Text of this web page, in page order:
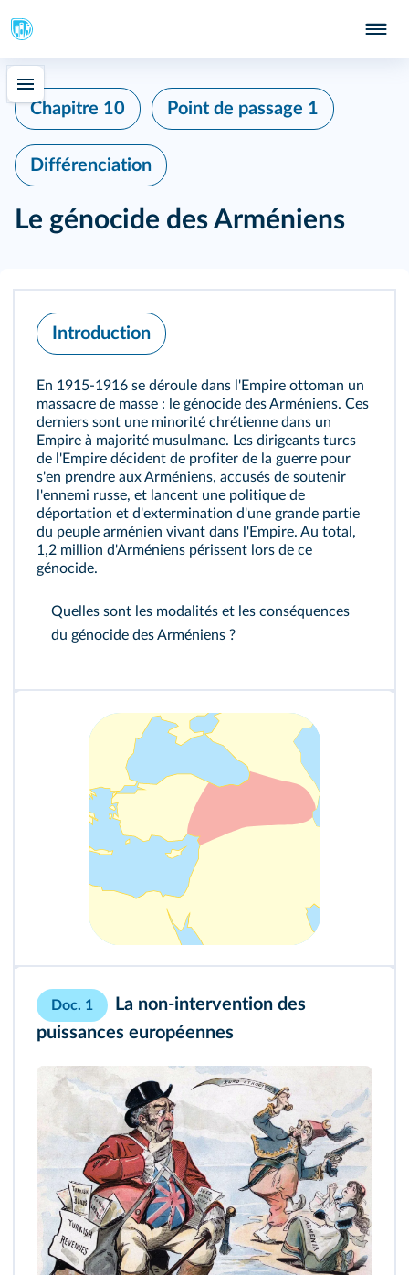
Chapitre 10 Point de passage 1
Différenciation
Le génocide des Arméniens
Introduction
En 1915-1916 se déroule dans l'Empire ottoman un
massacre de masse : le génocide des Arméniens. Ces
derniers sont une minorité chrétienne dans un
Empire à majorité musulmane. Les dirigeants turcs
de l'Empire décident de profiter de la guerre pour
s'en prendre aux Arméniens, accusés de soutenir
l'ennemi russe, et lancent une politique de
déportation et d'extermination d'une grande partie
du peuple arménien vivant dans l'Empire. Au total,
1,2 million d'Arméniens périssent lors de ce
génocide.
Quelles sont les modalités et les conséquences
du génocide des Arméniens ?
Doc. 1
La non-intervention des
puissances européennes